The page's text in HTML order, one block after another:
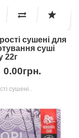
сушені для
суші
22г
0.00грн.
сушені..